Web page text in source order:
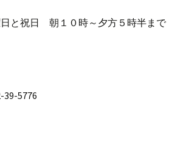
と祝日 朝１０時～夕方５時半まで
5776